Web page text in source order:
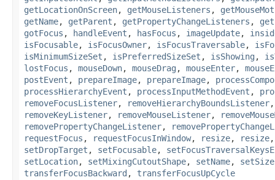
getLocationOnScreen, getMouseListeners ,
getName, getParent , getPropertyChangeListeners ,
gotFocus , handleEvent , hasFocus , imageUpdate,
isFocusable, isFocusOwner, isFocusTraversable,
isMinimumSizeSet , isPreferredSizeSet , isShowing ,
lostFocus , mouseDown, mouseDrag , mouseEnter,
postEvent , prepareImage, prepareImage,
processHierarchyEvent , processInputMethodEvent ,
removeFocusListener, removeHierarchyBoundsListener
removeKeyListener, removeMouseListener,
removePropertyChangeListener,
requestFocus , requestFocusInWindow, resize, resize
setDropTarget , setFocusable,
setLocation, setMixingCutoutShape, setName, setSize
transferFocusBackward , transferFocusUpCycle